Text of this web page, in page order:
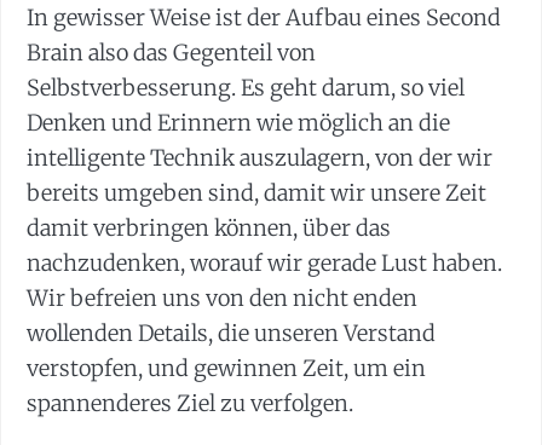
In gewisser Weise ist der Aufbau eines Second
Brain also das Gegenteil von
Selbstverbesserung. Es geht darum, so viel
Denken und Erinnern wie möglich an die
intelligente Technik auszulagern, von der wir
bereits umgeben sind, damit wir unsere Zeit
damit verbringen können, über das
nachzudenken, worauf wir gerade Lust haben.
Wir befreien uns von den nicht enden
wollenden Details, die unseren Verstand
verstopfen, und gewinnen Zeit, um ein
spannenderes Ziel zu verfolgen.